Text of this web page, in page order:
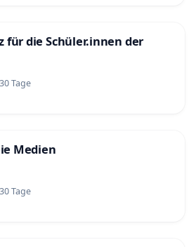
für die Schüler.innen der
Tage
Medien
Tage